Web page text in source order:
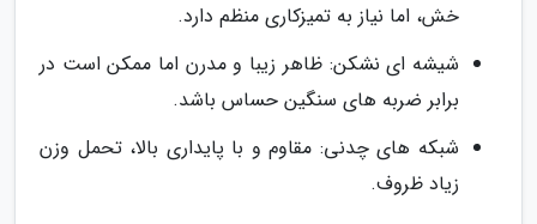
خش، اما نیاز به تمیزکاری منظم دارد.
شیشه ای نشکن: ظاهر زیبا و مدرن اما ممکن است در
برابر ضربه های سنگین حساس باشد.
شبکه های چدنی: مقاوم و با پایداری بالا، تحمل وزن
زیاد ظروف.